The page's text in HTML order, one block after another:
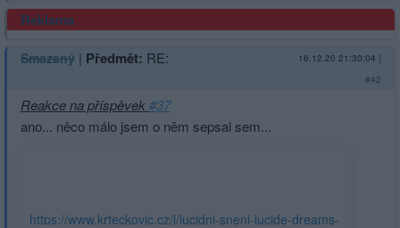
Reklama
Smazaný | Předmět: RE: 16.12.20 21:30:04 |
#42
Reakce na příspěvek#37
ano... něco málo jsem o něm sepsal sem...
https://www.krteckovic.cz/l/lucidni-sneni-lucide-dreams-